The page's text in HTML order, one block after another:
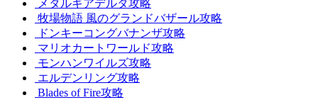
メタルギアデルタ攻略
牧場物語 風のグランドバザール攻略
ドンキーコングバナンザ攻略
マリオカートワールド攻略
モンハンワイルズ攻略
エルデンリング攻略
Blades of Fire攻略